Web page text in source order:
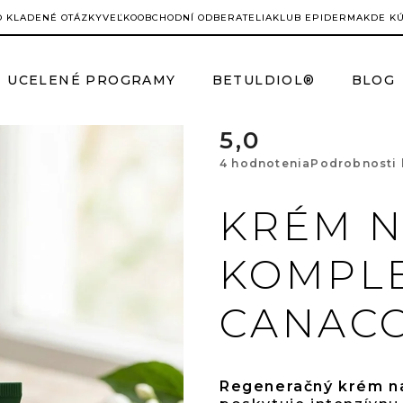
KLADENÉ OTÁZKYVEĽKOOBCHODNÍ ODBERATELIAKLUB EPIDERMAKDE
UCELENÉ PROGRAMY BETULDIOL® BLOG
5,0
je
5,0
z
4 hodnotenia Podrobnosti
KRÉM
Regeneračný krém